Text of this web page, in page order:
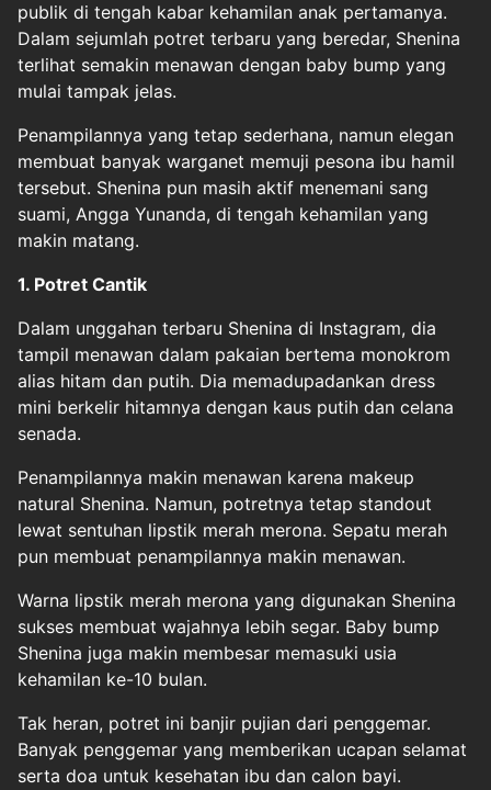
publik di tengah kabar kehamilan anak pertamanya.
Dalam sejumlah potret terbaru yang beredar, Shenina
terlihat semakin menawan dengan baby bump yang
mulai tampak jelas.
Penampilannya yang tetap sederhana, namun elegan
membuat banyak warganet memuji pesona ibu hamil
tersebut. Shenina pun masih aktif menemani sang
suami, Angga Yunanda, di tengah kehamilan yang
makin matang.
1. Potret Cantik
Dalam unggahan terbaru Shenina di Instagram, dia
tampil menawan dalam pakaian bertema monokrom
alias hitam dan putih. Dia memadupadankan dress
mini berkelir hitamnya dengan kaus putih dan celana
senada.
Penampilannya makin menawan karena makeup
natural Shenina. Namun, potretnya tetap standout
lewat sentuhan lipstik merah merona. Sepatu merah
pun membuat penampilannya makin menawan.
Warna lipstik merah merona yang digunakan Shenina
sukses membuat wajahnya lebih segar. Baby bump
Shenina juga makin membesar memasuki usia
kehamilan ke-10 bulan.
Tak heran, potret ini banjir pujian dari penggemar.
Banyak penggemar yang memberikan ucapan selamat
serta doa untuk kesehatan ibu dan calon bayi.